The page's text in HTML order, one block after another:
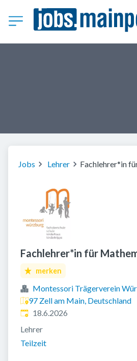
Jobs Lehrer Fachlehrer*in
Fachlehrer*in für
merken
Montessori Trägerverein
97 Zell am Main, Deutschland
Veröffentlicht
18.6.2026
Lehrer
Teilzeit